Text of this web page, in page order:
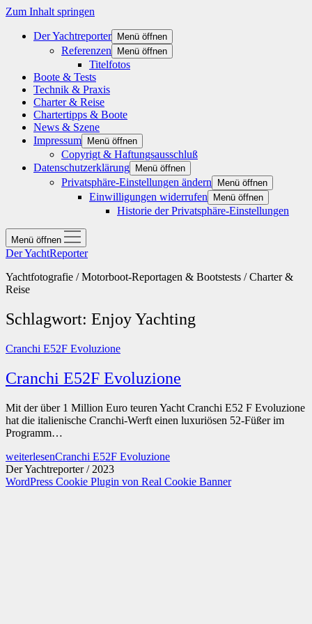
Zum Inhalt springen
Der Yachtreporter Menü öffnen
Referenzen Menü öffnen
Titelfotos
Boote & Tests
Technik & Praxis
Charter & Reise
Chartertipps & Boote
News & Szene
Impressum
Menü öffnen
Copyrigt & Haftungsausschluß
Datenschutzerklärung
Menü öffnen
Privatsphäre-Einstellungen ändern Menü öffnen
Einwilligungen widerrufen Menü öffnen
Historie der Privatsphäre-Einstellungen
Menü öffnen
Der YachtReporter
Yachtfotografie / Motorboot-Reportagen & Bootstests / Charter &
Reise
Schlagwort: Enjoy Yachting
Cranchi E52F Evoluzione
Cranchi E52F Evoluzione
Mit der über 1 Million Euro teuren Yacht Cranchi E52 F Evoluzione
hat die italienische Cranchi-Werft einen luxuriösen 52-Füßer im
Programm…
weiterlesenCranchi E52F Evoluzione
Der Yachtreporter / 2023
WordPress Cookie Plugin von Real Cookie Banner